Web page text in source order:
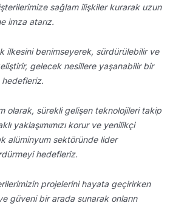
sağlam ilişkiler kurarak uzun
imza atarız.
ilkesini benimseyerek, sürdürülebilir ve
gelecek nesillere yaşanabilir bir
hedefleriz.
olarak, sürekli gelişen teknolojileri takip
yaklaşımımızı korur ve yenilikçi
alüminyum sektöründe lider
hedefleriz.
projelerini hayata geçirirken
güveni bir arada sunarak onların